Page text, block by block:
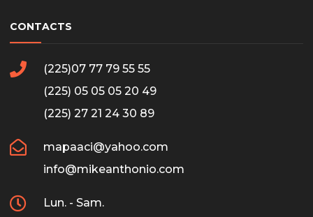
CONTACTS
(225)07 77 79 55 55
(225) 05 05 05 20 49
(225) 27 21 24 30 89
mapaaci@yahoo.com
info@mikeanthonio.com
Lun. - Sam.